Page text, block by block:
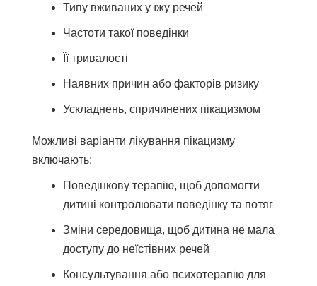
Типу вживаних у їжу речей
Частоти такої поведінки
Її тривалості
Наявних причин або факторів ризику
Ускладнень, спричинених пікацизмом
Можливі варіанти лікування пікацизму
включають:
Поведінкову терапію, щоб допомогти
дитині контролювати поведінку та потяг
Зміни середовища, щоб дитина не мала
доступу до неїстівних речей
Консультування або психотерапію для